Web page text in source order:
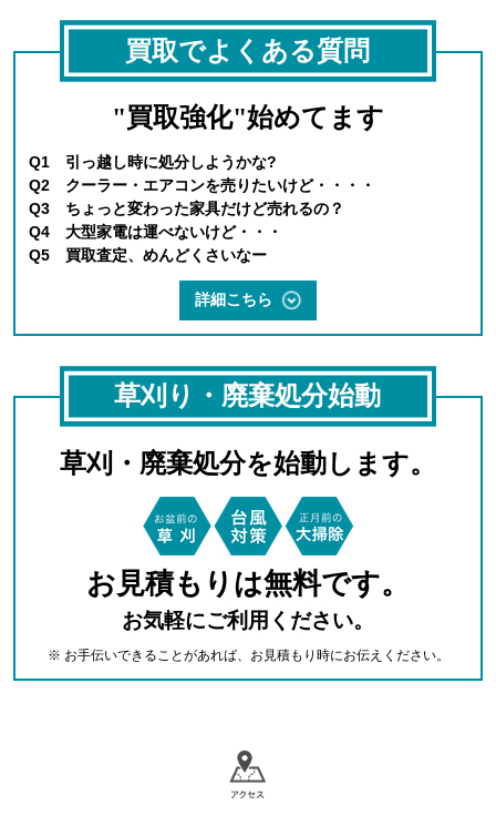
買取でよくある質問
"買取強化"始めてます
Q1 引っ越し時に処分しようかな?
Q2 クーラー・エアコンを売りたいけど・・・・
Q3 ちょっと変わった家具だけど売れるの？
Q4 大型家電は運べないけど・・・
Q5 買取査定、めんどくさいなー
詳細こちら
草刈り・廃棄処分始動
草刈・廃棄処分を始動します。
お見積もりは無料です。
お気軽にご利用ください。
※ お手伝いできることがあれば、お見積もり時にお伝えください。